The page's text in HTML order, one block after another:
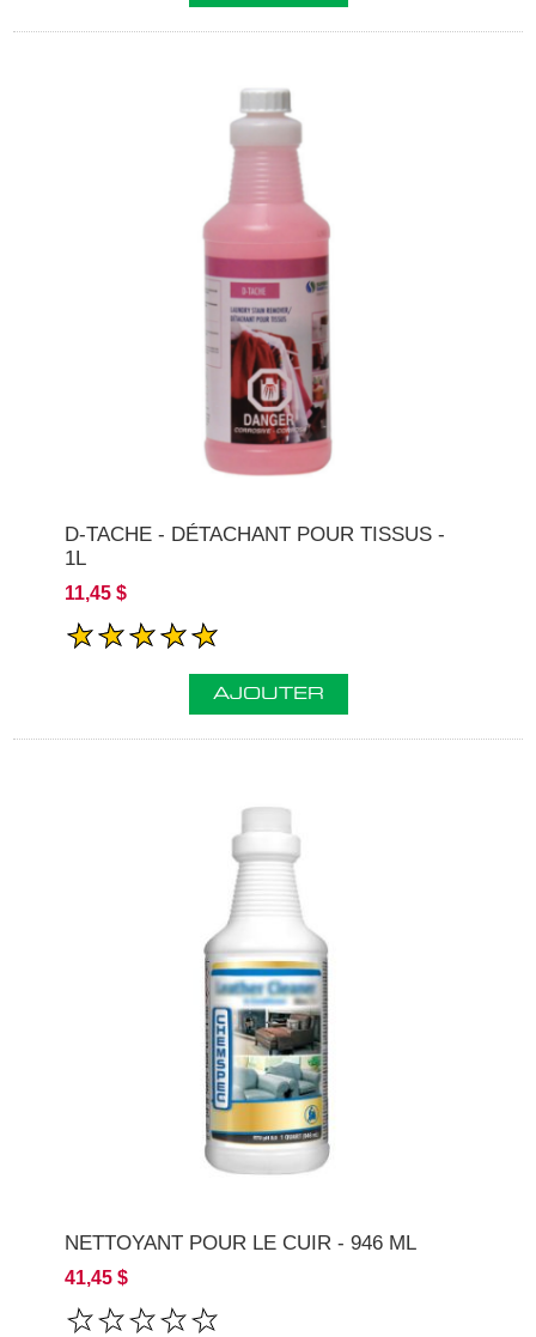
D-TACHE - DÉTACHANT POUR TISSUS -
1L
11,45 $
AJOUTER
NETTOYANT POUR LE CUIR - 946 ML
41,45 $